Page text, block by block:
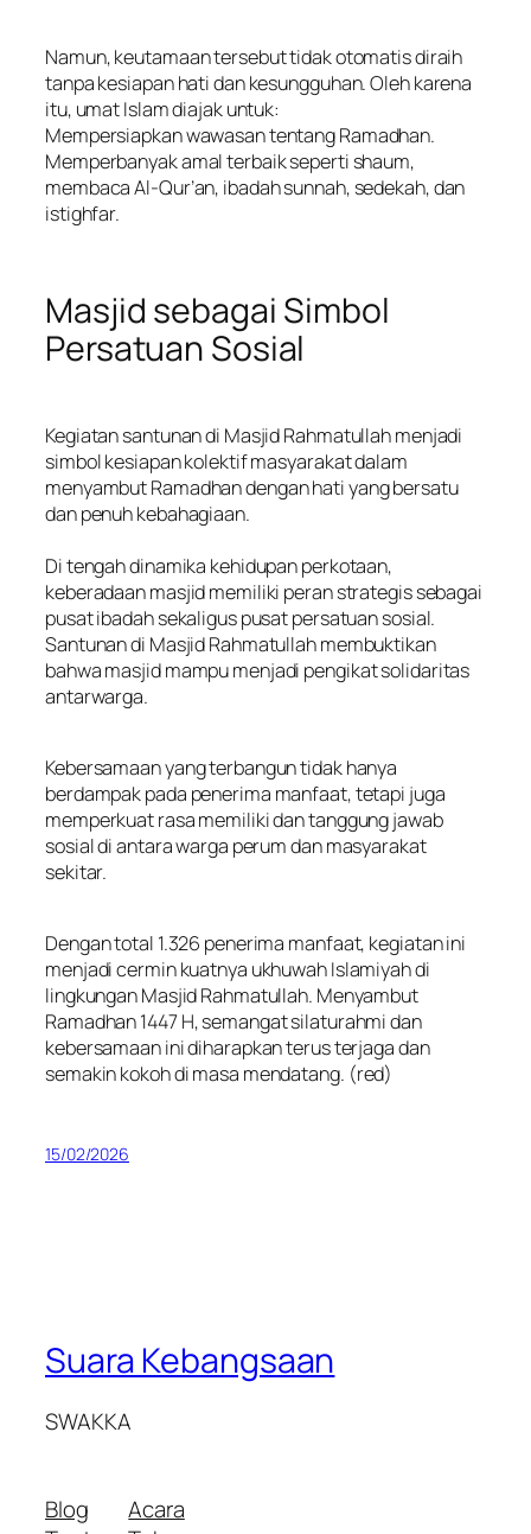
Namun, keutamaan tersebut tidak otomatis diraih
tanpa kesiapan hati dan kesungguhan. Oleh karena
itu, umat Islam diajak untuk:
Mempersiapkan wawasan tentang Ramadhan.
Memperbanyak amal terbaik seperti shaum,
membaca Al-Qur’an, ibadah sunnah, sedekah, dan
istighfar.
Masjid sebagai Simbol
Persatuan Sosial
Kegiatan santunan di Masjid Rahmatullah menjadi
simbol kesiapan kolektif masyarakat dalam
menyambut Ramadhan dengan hati yang bersatu
dan penuh kebahagiaan.
Di tengah dinamika kehidupan perkotaan,
keberadaan masjid memiliki peran strategis sebagai
pusat ibadah sekaligus pusat persatuan sosial.
Santunan di Masjid Rahmatullah membuktikan
bahwa masjid mampu menjadi pengikat solidaritas
antarwarga.
Kebersamaan yang terbangun tidak hanya
berdampak pada penerima manfaat, tetapi juga
memperkuat rasa memiliki dan tanggung jawab
sosial di antara warga perum dan masyarakat
sekitar.
Dengan total 1.326 penerima manfaat, kegiatan ini
menjadi cermin kuatnya ukhuwah Islamiyah di
lingkungan Masjid Rahmatullah. Menyambut
Ramadhan 1447 H, semangat silaturahmi dan
kebersamaan ini diharapkan terus terjaga dan
semakin kokoh di masa mendatang. (red)
15/02/2026
Suara Kebangsaan
SWAKKA
Blog
Acara